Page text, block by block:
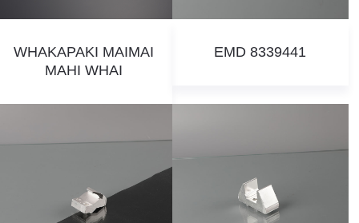
WHAKAPAKI MAIMAI
MAHI WHAI
EMD 8339441